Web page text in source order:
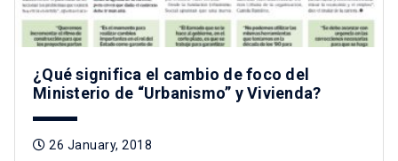
¿Qué significa el cambio de foco del
Ministerio de “Urbanismo” y Vivienda?
26 January, 2018